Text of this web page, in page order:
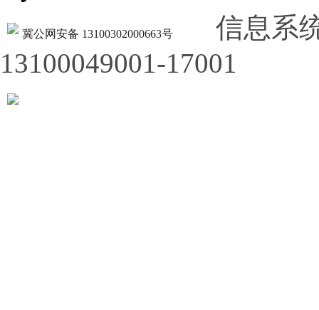
冀公网安备 13100302000663号
信息系
13100049001-17001